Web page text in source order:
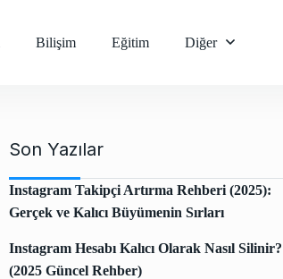
Bilişim Eğitim Diğer
Son Yazılar
Instagram Takipçi Artırma Rehberi (2025):
Gerçek ve Kalıcı Büyümenin Sırları
Instagram Hesabı Kalıcı Olarak Nasıl Silinir?
(2025 Güncel Rehber)